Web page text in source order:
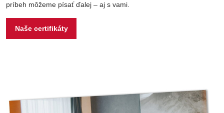
príbeh môžeme písať ďalej – aj s vami.
Naše certifikáty